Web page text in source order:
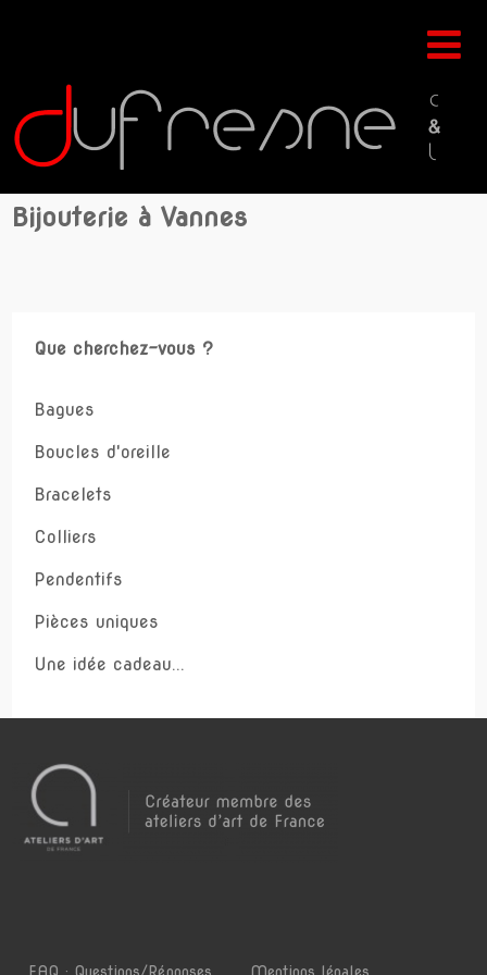
Bijouterie à Vannes
Que cherchez-vous ?
Bagues
Boucles d'oreille
Bracelets
Colliers
Pendentifs
Pièces uniques
Une idée cadeau...